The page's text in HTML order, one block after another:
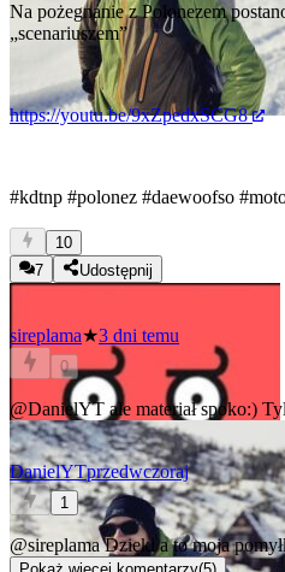
Na pożegnanie z Polonezem
„scenariuszem”
https://youtu.be/9xZpedxSCG8
#kdtnp #polonez #daewoofso
10
7
Udostępnij
sireplama★3 dni temu
0
@DanielYT ale materiał spoko:)
DanielYTprzedwczoraj
1
@sireplamaDziękia to moja